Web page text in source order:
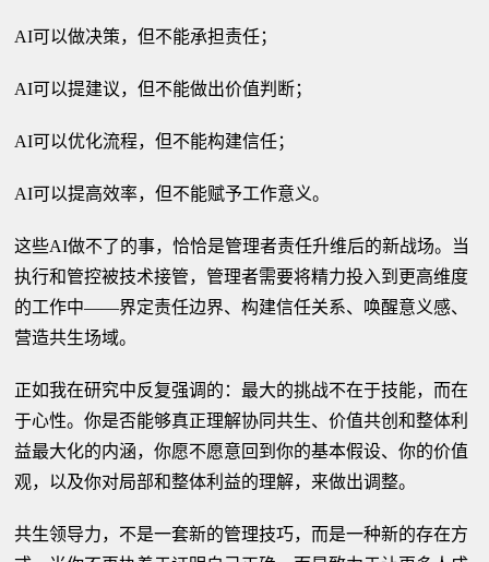
AI可以做决策，但不能承担责任；
AI可以提建议，但不能做出价值判断；
AI可以优化流程，但不能构建信任；
AI可以提高效率，但不能赋予工作意义。
这些AI做不了的事，恰恰是管理者责任升维后的新战场。当
执行和管控被技术接管，管理者需要将精力投入到更高维度
的工作中——界定责任边界、构建信任关系、唤醒意义感、
营造共生场域。
正如我在研究中反复强调的：最大的挑战不在于技能，而在
于心性。你是否能够真正理解协同共生、价值共创和整体利
益最大化的内涵，你愿不愿意回到你的基本假设、你的价值
观，以及你对局部和整体利益的理解，来做出调整。
共生领导力，不是一套新的管理技巧，而是一种新的存在方